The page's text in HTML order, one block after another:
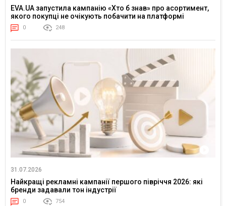
EVA.UA запустила кампанію «Хто б знав» про асортимент,
якого покупці не очікують побачити на платформі
0 248
31.07.2026
Найкращі рекламні кампанії першого півріччя 2026: які
бренди задавали тон індустрії
0 754